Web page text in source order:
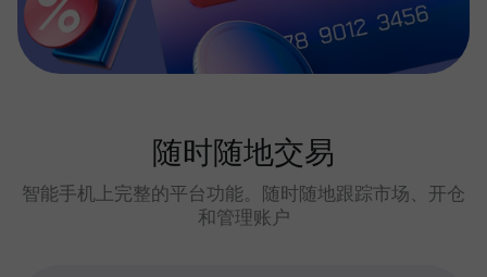
随时随地交易
智能手机上完整的平台功能。随时随地跟踪市场、开仓
和管理账户